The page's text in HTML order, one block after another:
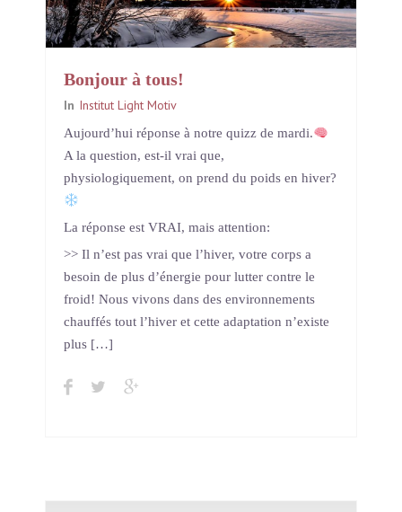
Bonjour à tous!
In Institut Light Motiv
Aujourd’hui réponse à notre quizz de mardi.
A la question, est-il vrai que,
physiologiquement, on prend du poids en hiver?
La réponse est VRAI, mais attention:
>> Il n’est pas vrai que l’hiver, votre corps a
besoin de plus d’énergie pour lutter contre le
froid! Nous vivons dans des environnements
chauffés tout l’hiver et cette adaptation n’existe
plus […]